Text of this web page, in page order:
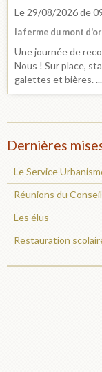
Le 29/08/2026de
la ferme du mont d'or
Une journée de
Nous ! Sur place,
galettes et bières. ...
Dernières
Le Service
Réunions du
Les élus
Restauration